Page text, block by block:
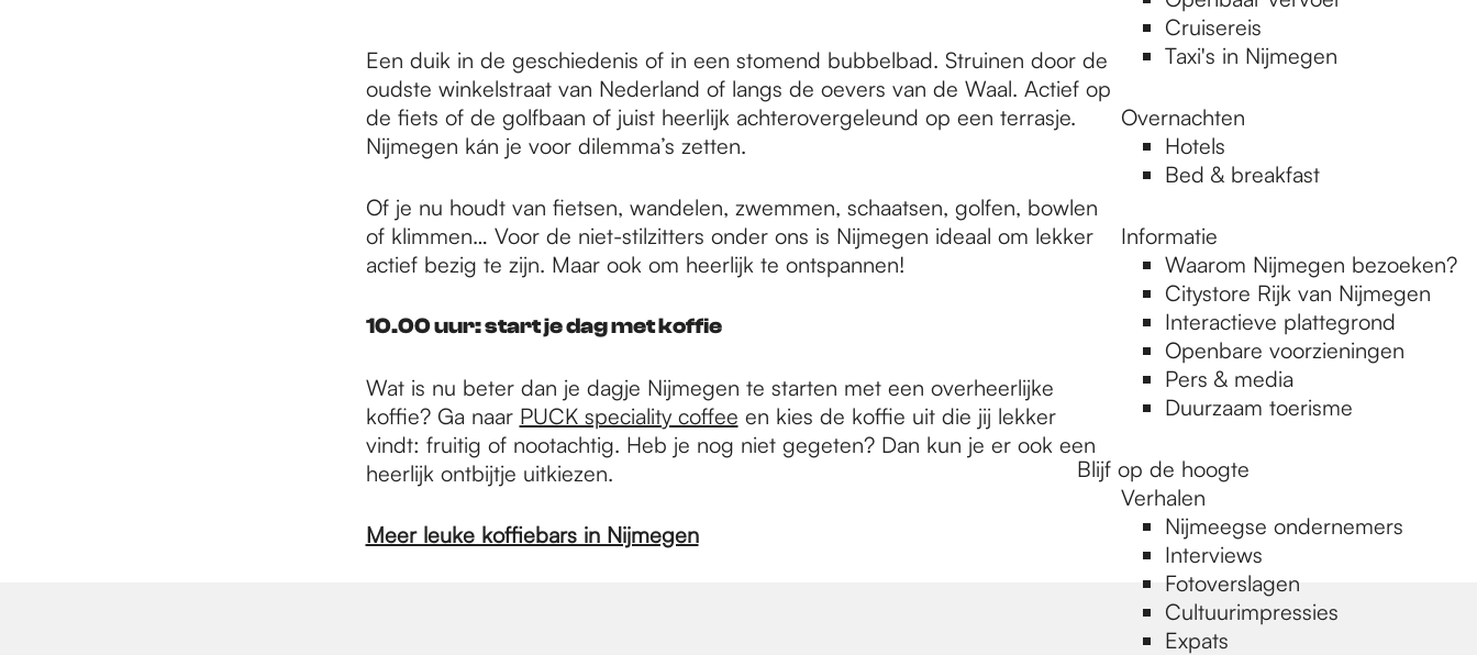
Cruisereis
Taxi's in Nijmegen
Overnachten
Hotels
Bed & breakfast
Informatie
Waarom Nijmegen bezoeken?
Citystore Rijk van Nijmegen
Interactieve plattegrond
Openbare voorzieningen
Pers & media
Duurzaam toerisme
Blijf op de hoogte
Verhalen
Nijmeegse ondernemers
Interviews
Fotoverslagen
Cultuurimpressies
Expats
Een duik in de geschiedenis of in een stomend bubbelbad. Struinen door de
oudste winkelstraat van Nederland of langs de oevers van de Waal. Actief op
de fiets of de golfbaan of juist heerlijk achterovergeleund op een terrasje.
Nijmegen kán je voor dilemma’s zetten.
Of je nu houdt van fietsen, wandelen, zwemmen, schaatsen, golfen, bowlen
of klimmen… Voor de niet-stilzitters onder ons is Nijmegen ideaal om lekker
actief bezig te zijn. Maar ook om heerlijk te ontspannen!
10.00 uur: start je dag met koffie
Wat is nu beter dan je dagje Nijmegen te starten met een overheerlijke
koffie? Ga naar PUCK speciality coffee en kies de koffie uit die jij lekker
vindt: fruitig of nootachtig. Heb je nog niet gegeten? Dan kun je er ook een
heerlijk ontbijtje uitkiezen.
Meer leuke koffiebars in Nijmegen